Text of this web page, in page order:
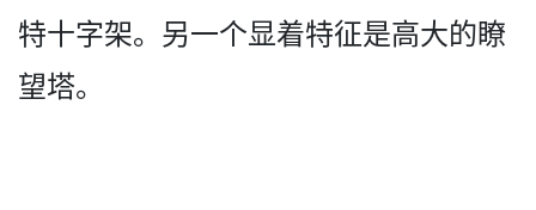
特十字架。另一个显­着特征是高大的瞭
望塔。